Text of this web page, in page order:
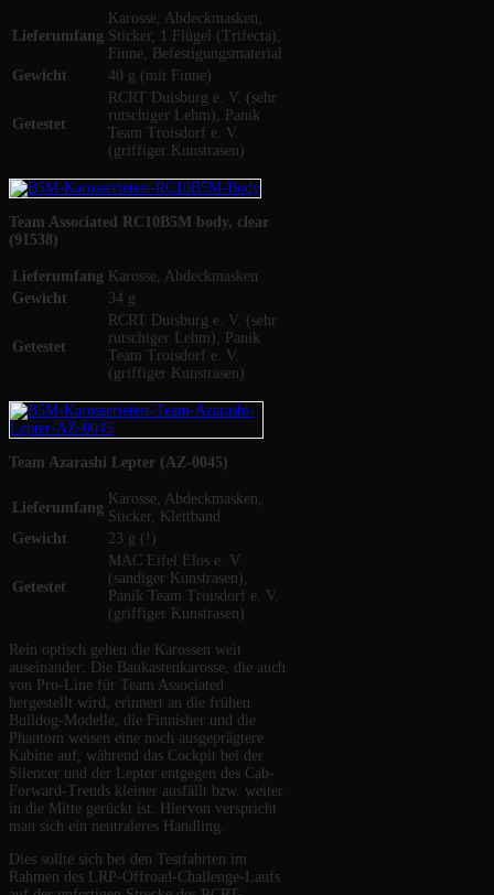
Lieferumfang
Karosse, Abdeckmasken,
Sticker, 1 Flügel (Trifecta),
Finne, Befestigungsmaterial
Gewicht
40 g (mit Finne)
Getestet
RCRT Duisburg e. V. (sehr
rutschiger Lehm), Panik
Team Troisdorf e. V.
(griffiger Kunstrasen)
Team Associated RC10B5M body, clear
(91538)
Lieferumfang Karosse, Abdeckmasken
Gewicht
34 g
Getestet
RCRT Duisburg e. V. (sehr
rutschiger Lehm), Panik
Team Troisdorf e. V.
(griffiger Kunstrasen)
Team Azarashi Lepter (AZ-0045)
Lieferumfang
Karosse, Abdeckmasken,
Sticker, Klettband
Gewicht
23 g (!)
Getestet
MAC Eifel Elos e. V.
(sandiger Kunstrasen),
Panik Team Troisdorf e. V.
(griffiger Kunstrasen)
Rein optisch gehen die Karossen weit
auseinander: Die Baukastenkarosse, die auch
von Pro-Line für Team Associated
hergestellt wird, erinnert an die frühen
Bulldog-Modelle, die Finnisher und die
Phantom weisen eine noch ausgeprägtere
Kabine auf, während das Cockpit bei der
Silencer und der Lepter entgegen des Cab-
Forward-Trends kleiner ausfällt bzw. weiter
in die Mitte gerückt ist. Hiervon verspricht
man sich ein neutraleres Handling.
Dies sollte sich bei den Testfahrten im
Rahmen des LRP-Offroad-Challenge-Laufs